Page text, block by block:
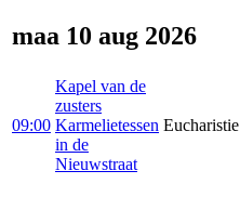
maa 10 aug 2026
09:00
Kapel van de
zusters
Karmelietessen
in de
Nieuwstraat
Eucharistie